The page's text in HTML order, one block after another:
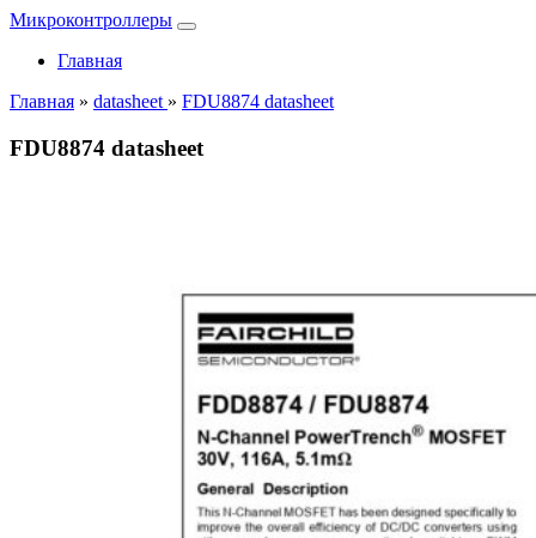
Микроконтроллеры
Главная
Главная » datasheet » FDU8874 datasheet
FDU8874 datasheet